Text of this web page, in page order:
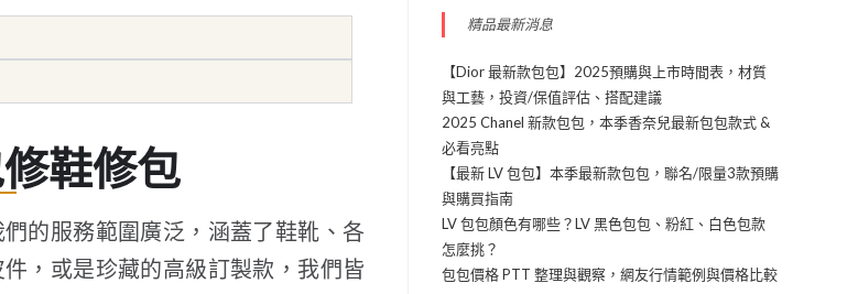
鞋修包
的服務範圍廣泛，涵蓋了鞋靴、各
，或是珍藏的高級訂製款，我們皆
精品最新消息
【Dior 最新款包包】2025預購與上市時間表，材質
與工藝，投資/保值評估、搭配建議
2025 Chanel 新款包包，本季香奈兒最新包包款式 &
必看亮點
【最新 LV 包包】本季最新款包包，聯名/限量3款預購
與購買指南
LV 包包顏色有哪些？LV 黑色包包、粉紅、白色包款
怎麼挑？
包包價格 PTT 整理與觀察，網友行情範例與價格比較